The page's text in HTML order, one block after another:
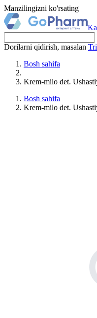
Manzilingizni ko'rsating
Dorilarni qidirish, masalan
Bosh sahifa
Krem-milo det.
Bosh sahifa
Krem-milo det.